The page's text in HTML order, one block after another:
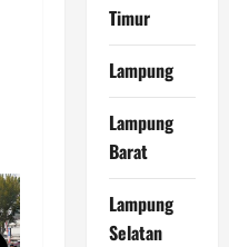
Timur
Lampung
Lampung
Barat
Lampung
Selatan